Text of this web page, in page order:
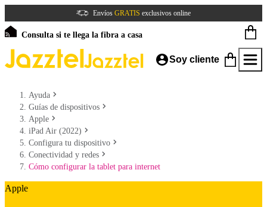
Envíos GRATIS exclusivos online
Consulta si te llega la fibra a casa
Soy cliente
Ayuda
Guías de dispositivos
Apple
iPad Air (2022)
Configura tu dispositivo
Conectividad y redes
Cómo configurar la tablet para internet
Apple